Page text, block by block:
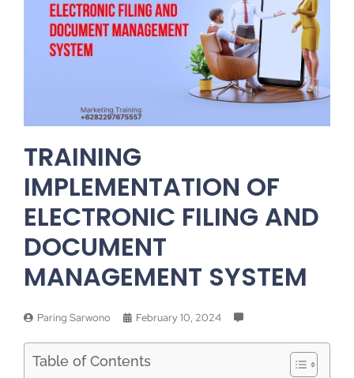
TRAINING
IMPLEMENTATION OF
ELECTRONIC FILING AND
DOCUMENT
MANAGEMENT SYSTEM
Paring Sarwono February 10, 2024
Table of Contents